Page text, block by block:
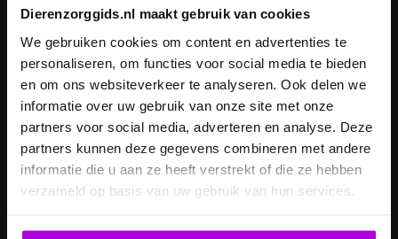
Dierenzorggids.nl maakt gebruik van cookies
We gebruiken cookies om content en advertenties te
personaliseren, om functies voor social media te bieden
en om ons websiteverkeer te analyseren. Ook delen we
informatie over uw gebruik van onze site met onze
partners voor social media, adverteren en analyse. Deze
partners kunnen deze gegevens combineren met andere
informatie die u aan ze heeft verstrekt of die ze hebben
verzameld op basis van uw gebruik van hun services.
geopereerd – wat
kan je
verwachten?
castreren
Je konijn laten
Je konijn laten
steriliseren
Je konijnen
vaccineren
Kanker bij honden
Kanker bij katten:
symptomen,